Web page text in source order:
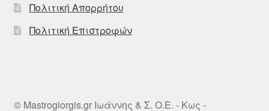
Πολιτική Απορρήτου
Πολιτική Επιστροφών
© Mastrogiorgis.gr Ιωάννης & Σ. Ο.Ε. - Κως -